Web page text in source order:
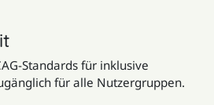
Standards für inklusive
für alle Nutzergruppen.